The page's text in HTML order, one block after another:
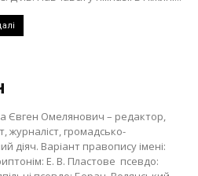
Євген Омелянович – редактор,
журналіст, громадсько-
діяч. Варіант правопису імені:
Е. В. Пластове псевдо: